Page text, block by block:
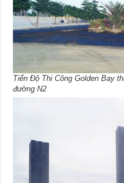
Tiến Độ Thi Công Golden Bay
đường N2